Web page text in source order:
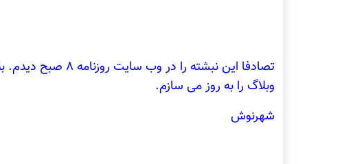
تصادفا این نبشته را
وبلاگ را به روز می سازم.
شهرنوش